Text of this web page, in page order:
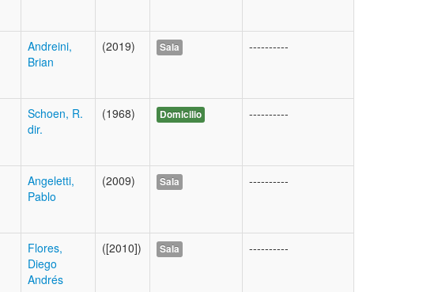
Andreini,
Brian
(2019) Sala ----------
Schoen, R.
dir.
(1968) Domicilio ----------
Angeletti,
Pablo
(2009) Sala ----------
Flores,
Diego
Andrés
([2010]) Sala ----------